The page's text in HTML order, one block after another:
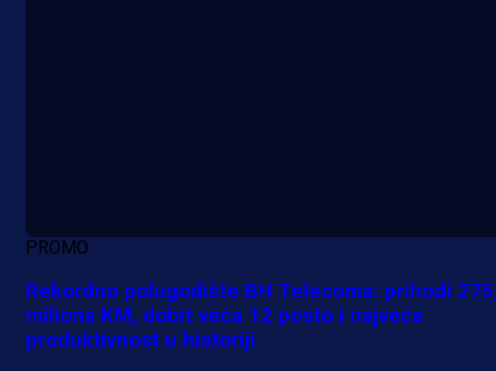
PROMO
Rekordno polugodište BH Telecoma: prihodi
miliona KM, dobit veća 12 posto i najveća
produktivnost u historiji